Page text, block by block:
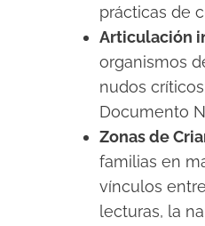
prácticas de
Articulación
organismos
nudos
Documento
Zonas de
familias en
vínculos
lecturas, la